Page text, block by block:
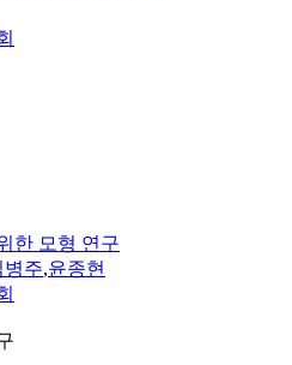
한 모형 연구
병주,윤종현